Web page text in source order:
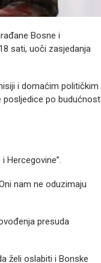
Bosne i
sati, uoči zasjedanja
i domaćim političkim
posljedice po budućnost
Hercegovine”.
nam ne oduzimaju
presuda
želi oslabiti i Bonske